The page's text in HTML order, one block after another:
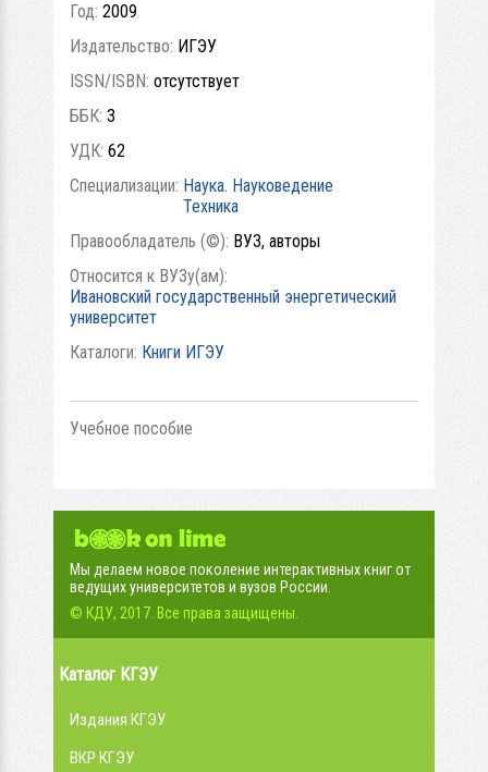
Год: 2009
Издательство: ИГЭУ
ISSN/ISBN: отсутствует
ББК: 3
УДК: 62
Специализации: Наука. Науковедение
Техника
Правообладатель (©): ВУЗ, авторы
Относится к ВУЗу(ам):
Ивановский государственный энергетический
университет
Каталоги: Книги ИГЭУ
Учебное пособие
Мы делаем новое поколение интерактивных книг от
ведущих университетов и вузов России.
© КДУ, 2017. Все права защищены.
Каталог КГЭУ
Издания КГЭУ
ВКР КГЭУ